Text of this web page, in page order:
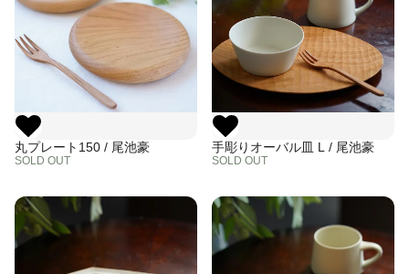
丸プレート150 / 尾池豪
SOLD OUT
手彫りオーバル皿 L / 尾池豪
SOLD OUT